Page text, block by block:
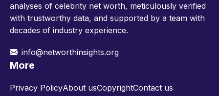
analyses of celebrity net worth, meticulously verified
with trustworthy data, and supported by a team with
decades of industry experience.
info@networthinsights.org
More
Privacy PolicyAbout usCopyrightContact us